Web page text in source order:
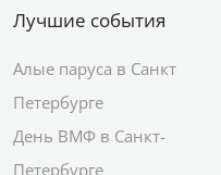
Лучшие события
Алые паруса в Санкт
Петербурге
День ВМФ в Санкт-
Петербурге